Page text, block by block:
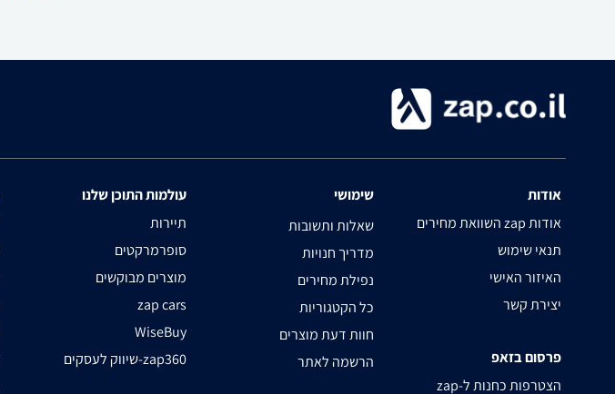
אודות
השוואת מחירים zap אודות
תנאי שימוש
האיזור האישי
יצירת קשר
פרסום בזאפ
zap-הצטרפות כחנות ל
שימושי
שאלות ותשובות
מדריך חנויות
נפילת מחירים
כל הקטגוריות
חוות דעת מוצרים
הרשמה לאתר
עולמות התוכן שלנו
תיירות
סופרמרקטים
מוצרים מבוקשים
zap cars
WiseBuy
שיווק לעסקים-zap360